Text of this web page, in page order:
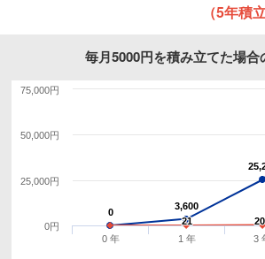
（5年積
毎月5000円を積み立てた場合
0
0
3,600
3,600
21
21
0 年 1 年 3
0円
25,000円
50,000円
75,000円